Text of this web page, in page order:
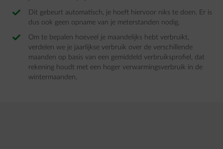
Dit gebeurt automatisch, je hoeft hiervoor niks te doen. Er is
dus ook geen opname van je meterstanden nodig. ​
Om te bepalen hoeveel je maandelijks hebt verbruikt,
verdelen we je jaarlijkse verbruik over de verschillende
maanden op basis van een gemiddeld verbruiksprofiel, dat
rekening houdt met een hoger verwarmingsverbruik in de
wintermaanden.​​